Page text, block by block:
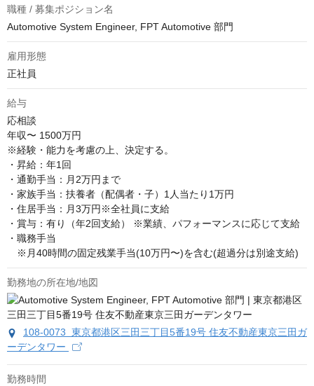
職種 / 募集ポジション名
Automotive System Engineer, FPT Automotive 部門
雇用形態
正社員
給与
応相談
年収〜 1500万円
※経験・能力を考慮の上、決定する。
・昇給：年1回
・通勤手当：月2万円まで
・家族手当：扶養者（配偶者・子）1人当たり1万円
・住居手当：月3万円※全社員に支給
・賞与：有り（年2回支給） ※業績、パフォーマンスに応じて支給
・職務手当
※月40時間の固定残業手当(10万円〜)を含む(超過分は別途支給)
勤務地の所在地/地図
108-0073 東京都港区三田三丁目5番19号 住友不動産東京三田ガ
ーデンタワー
勤務時間